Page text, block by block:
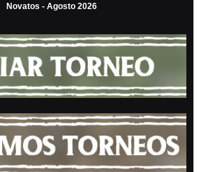
Novatos - Agosto 2026